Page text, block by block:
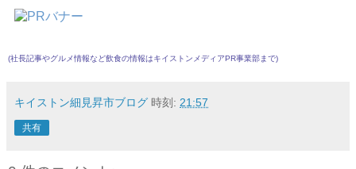
(社長記事やグルメ情報など飲食の情報はキイストンメディアPR事業部まで)
キイストン細見昇市ブログ 時刻: 21:57
共有